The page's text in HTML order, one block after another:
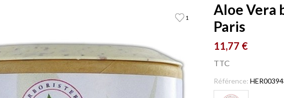
1
Aloe Vera
Paris
11,77 €
TTC
Référence: